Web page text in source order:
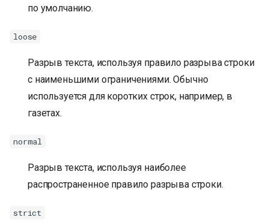
по умолчанию.
loose
Разрыв текста, используя правило разрыва строки
с наименьшими ограничениями. Обычно
используется для коротких строк, например, в
газетах.
normal
Разрыв текста, используя наиболее
распространенное правило разрыва строки.
strict